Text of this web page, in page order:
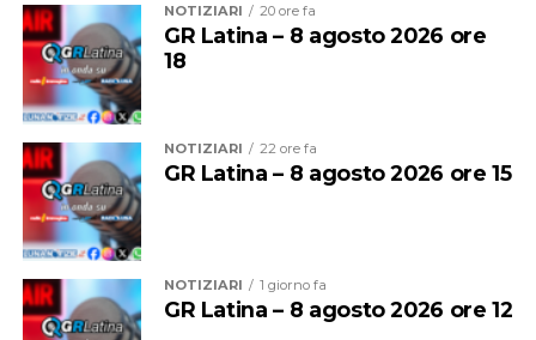
NOTIZIARI 20 ore fa
GR Latina – 8 agosto 2026 ore
18
NOTIZIARI 22 ore fa
GR Latina – 8 agosto 2026 ore 15
NOTIZIARI 1 giorno fa
GR Latina – 8 agosto 2026 ore 12